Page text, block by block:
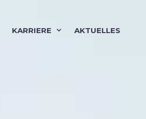
KARRIERE AKTUELLES